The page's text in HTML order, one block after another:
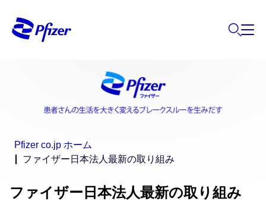
Pfizer co.jp ホーム
ファイザー日本法人最新の取り組み
ファイザー日本法人最新の取り組み